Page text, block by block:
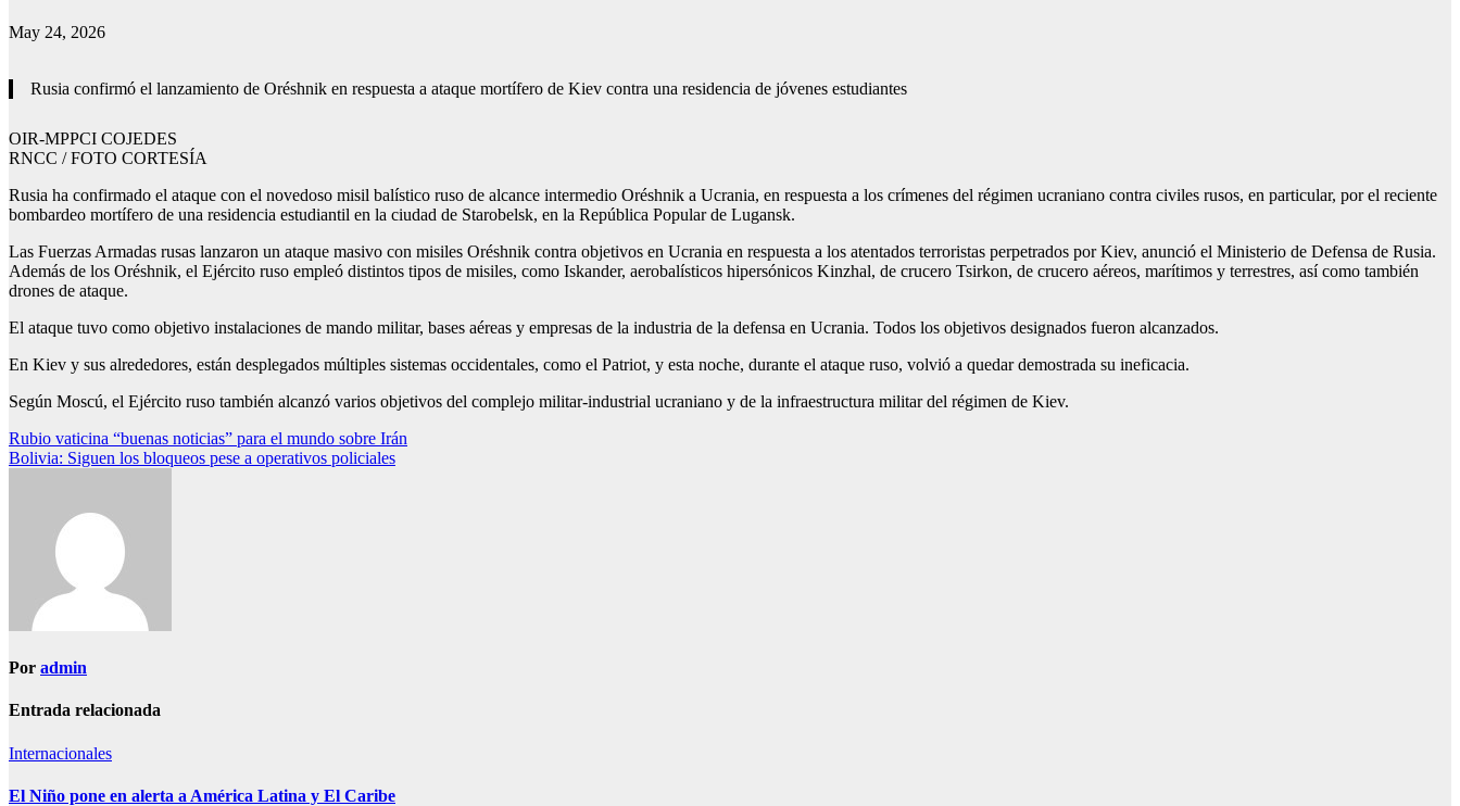
May 24, 2026
Rusia confirmó el lanzamiento de Oréshnik en respuesta a ataque mortífero de Kiev contra una residencia de jóvenes estudiantes
OIR-MPPCI COJEDES
RNCC / FOTO CORTESÍA
Rusia ha confirmado el ataque con el novedoso misil balístico ruso de alcance intermedio Oréshnik a Ucrania, en respuesta a los crímenes del régimen ucraniano contra civiles rusos, en particular, por el reciente
bombardeo mortífero de una residencia estudiantil en la ciudad de Starobelsk, en la República Popular de Lugansk.
Las Fuerzas Armadas rusas lanzaron un ataque masivo con misiles Oréshnik contra objetivos en Ucrania en respuesta a los atentados terroristas perpetrados por Kiev, anunció el Ministerio de Defensa de Rusia.
Además de los Oréshnik, el Ejército ruso empleó distintos tipos de misiles, como Iskander, aerobalísticos hipersónicos Kinzhal, de crucero Tsirkon, de crucero aéreos, marítimos y terrestres, así como también
drones de ataque.
El ataque tuvo como objetivo instalaciones de mando militar, bases aéreas y empresas de la industria de la defensa en Ucrania. Todos los objetivos designados fueron alcanzados.
En Kiev y sus alrededores, están desplegados múltiples sistemas occidentales, como el Patriot, y esta noche, durante el ataque ruso, volvió a quedar demostrada su ineficacia.
Según Moscú, el Ejército ruso también alcanzó varios objetivos del complejo militar-industrial ucraniano y de la infraestructura militar del régimen de Kiev.
Navegación
de
Rubio vaticina “buenas noticias” para el mundo sobre Irán
Bolivia: Siguen los bloqueos pese a operativos policiales
Por admin
Entrada relacionada
Internacionales
El Niño pone en alerta a América Latina y El Caribe